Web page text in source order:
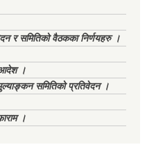
र समितिको वैठकका निर्णयहरु ।
आदेश ।
समितिको प्रतिवेदन ।
।